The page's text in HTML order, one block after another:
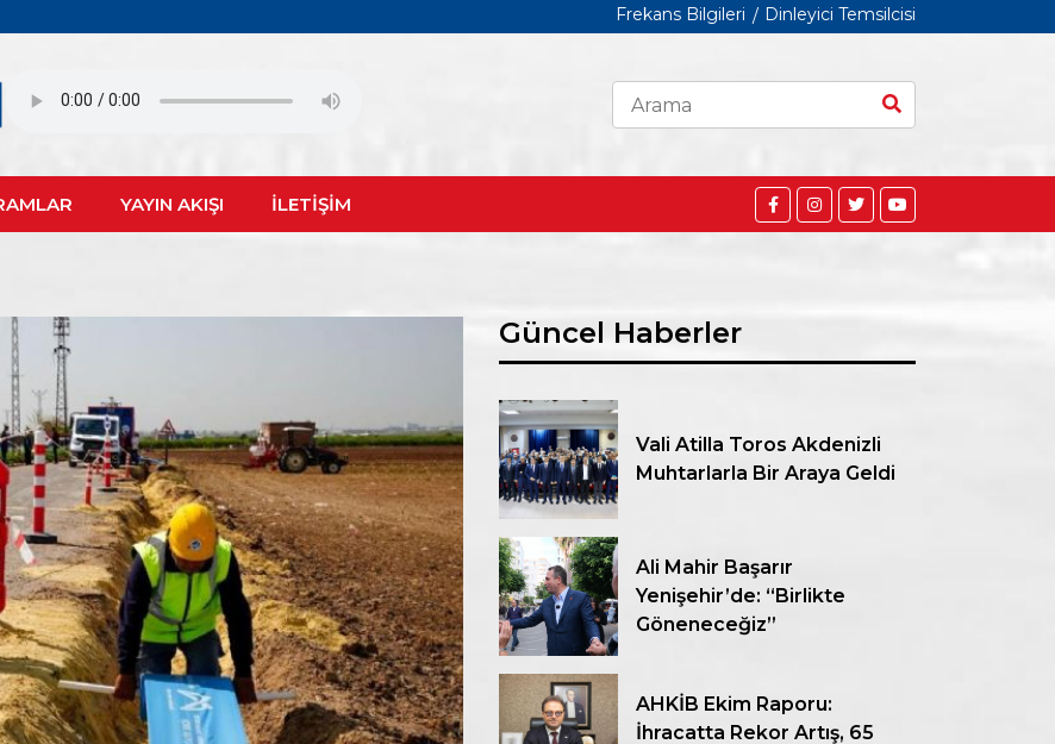
Frekans Bilgileri Dinleyici Temsilcisi
YAYIN AKIŞI İLETİŞİM
Güncel Haberler
Vali Atilla Toros Akdenizli
Muhtarlarla Bir Araya Geldi
Ali Mahir Başarır
Yenişehir’de: “Birlikte
Göneneceğiz”
AHKİB Ekim Raporu:
İhracatta Rekor Artış, 65